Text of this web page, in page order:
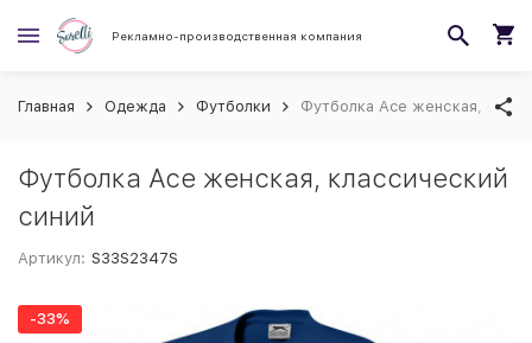
Рекламно-производственная компания
Главная Одежда Футболки Футболка Ace женская,
Футболка Ace женская, классический
синий
Артикул: S33S2347S
-33%